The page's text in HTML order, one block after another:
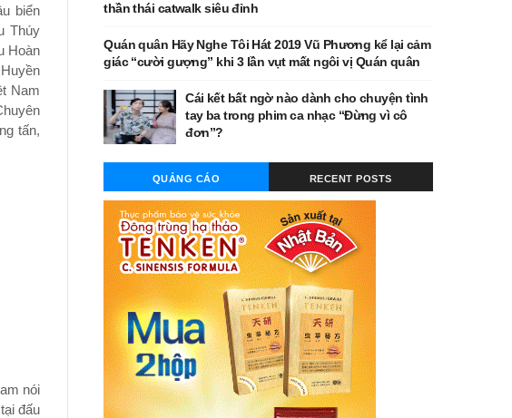
biển
Thúy
Hoàn
Nam
tấn,
nói
đấu
thần thái catwalk siêu đỉnh
Quán quân Hãy Nghe Tôi Hát 2019 Vũ Phương kể lại cảm
giác “cười gượng” khi 3 lần vụt mất ngôi vị Quán quân
Cái kết bất ngờ nào dành cho chuyện tình
tay ba trong phim ca nhạc “Đừng vì cô
đơn”?
QUẢNG CÁO RECENT POSTS